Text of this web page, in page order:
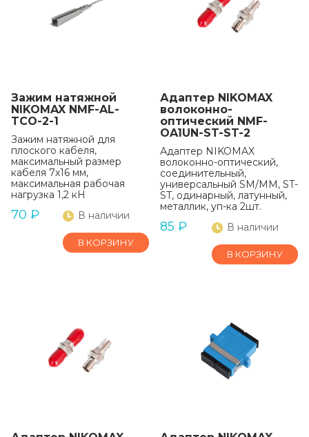
Зажим натяжной
NIKOMAX NMF-AL-
TCO-2-1
Зажим натяжной для
плоского кабеля,
максимальный размер
кабеля 7x16 мм,
максимальная рабочая
нагрузка 1,2 кН
70 ₽ В наличии
В КОРЗИНУ
Адаптер NIKOMAX
волоконно-
оптический NMF-
OA1UN-ST-ST-2
Адаптер NIKOMAX
волоконно-оптический,
соединительный,
универсальный SM/MM, ST-
ST, одинарный, латунный,
металлик, уп-ка 2шт.
85 ₽ В наличии
В КОРЗИНУ